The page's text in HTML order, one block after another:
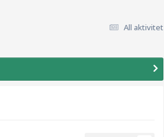
All aktivitet